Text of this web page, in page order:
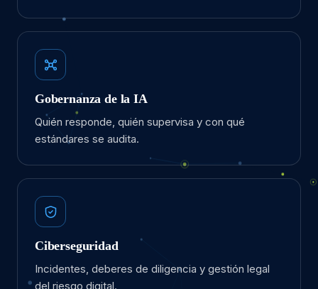
Gobernanza de la IA
Quién responde, quién supervisa y con qué
estándares se audita.
Ciberseguridad
Incidentes, deberes de diligencia y gestión legal
del riesgo digital.